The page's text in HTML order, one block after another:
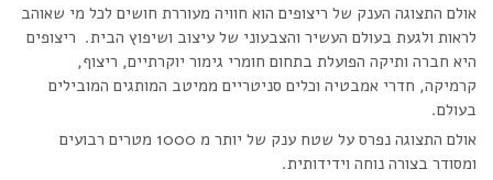
אולם התצוגה הענק של ריצופים הוא חוויה מעוררת חושים לכל מי שאוהב
לראות ולגעת בעולם העשיר והצבעוני של עיצוב ושיפוץ הבית. ריצופים
היא חברה ותיקה הפועלת בתחום חומרי גימור יוקרתיים, ריצוף,
קרמיקה, חדרי אמבטיה וכלים סניטריים ממיטב המותגים המובילים
בעולם.
אולם התצוגה נפרס על שטח ענק של יותר מ 1000 מטרים רבועים
ומסודר בצורה נוחה וידידותית.